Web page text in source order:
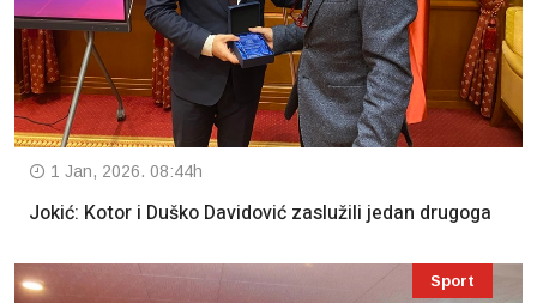
1 Jan, 2026. 08:44h
Jokić: Kotor i Duško Davidović zaslužili jedan drugoga
Sport